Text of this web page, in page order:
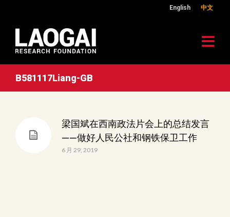
English 中文
B581117Liang-GB
梁国斌在西南政法片会上的总结发言
——做好人民公社和钢铁保卫工作
6 月 29, 2019